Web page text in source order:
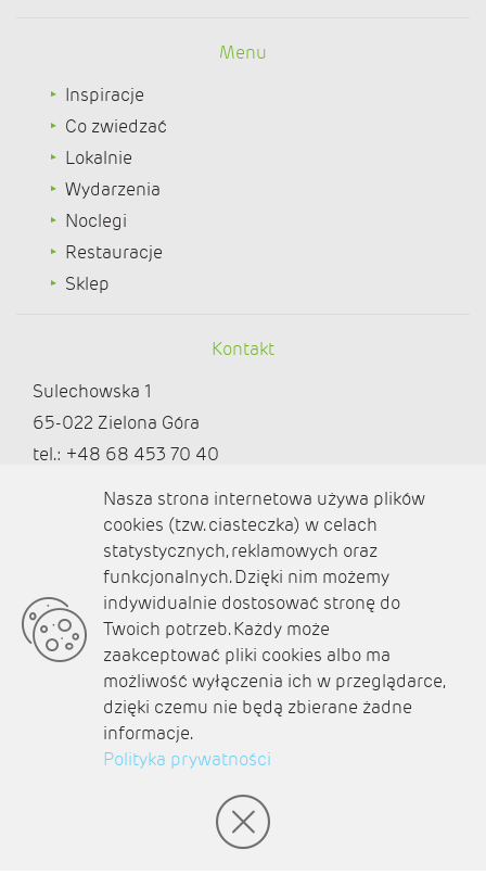
Menu
Inspiracje
Co zwiedzać
Lokalnie
Wydarzenia
Noclegi
Restauracje
Sklep
Kontakt
Sulechowska 1
65-022 Zielona Góra
tel.: +48 68 453 70 40
redakcja@ziemialubuska.pl |
marketing@ziemialubuska.pl
Media społecznościowe
O nas
Kontakt
Polityka prywatności
Nasza strona internetowa używa plików
cookies (tzw. ciasteczka) w celach
statystycznych, reklamowych oraz
funkcjonalnych. Dzięki nim możemy
indywidualnie dostosować stronę do
Twoich potrzeb. Każdy może
zaakceptować pliki cookies albo ma
możliwość wyłączenia ich w przeglądarce,
dzięki czemu nie będą zbierane żadne
informacje.
Polityka prywatności